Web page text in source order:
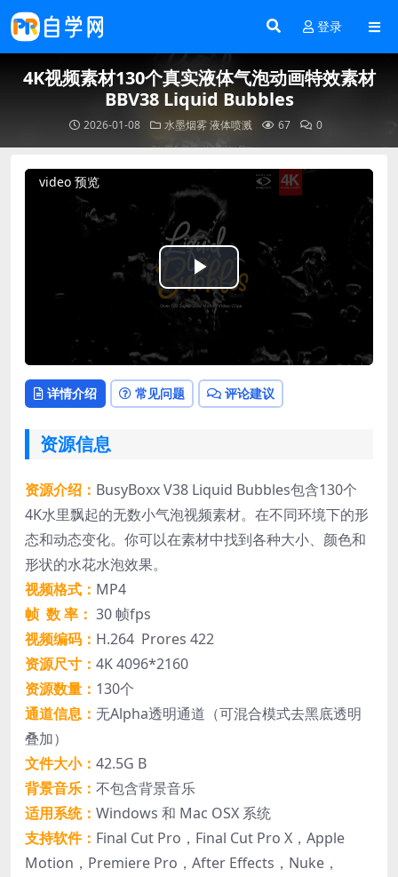
登录
4K视频素材130个真实液体气泡动画特效素材
BBV38 Liquid Bubbles
2026-01-08 水墨烟雾 液体喷溅 67 0
video 预览
Play
Video
详情介绍 常见问题 评论建议
资源信息
资源介绍： BusyBoxx V38 Liquid Bubbles包含130个
4K水里飘起的无数小气泡视频素材。在不同环境下的形
态和动态变化。你可以在素材中找到各种大小、颜色和
形状的水花水泡效果。
视频格式： MP4
帧 数 率： 30 帧fps
视频编码： H.264 Prores 422
资源尺寸： 4K 4096*2160
资源数量： 130个
通道信息： 无Alpha透明通道（可混合模式去黑底透明
叠加）
文件大小： 42.5G B
背景音乐： 不包含背景音乐
适用系统： Windows 和 Mac OSX 系统
支持软件： Final Cut Pro，Final Cut Pro X，Apple
Motion，Premiere Pro，After Effects，Nuke，